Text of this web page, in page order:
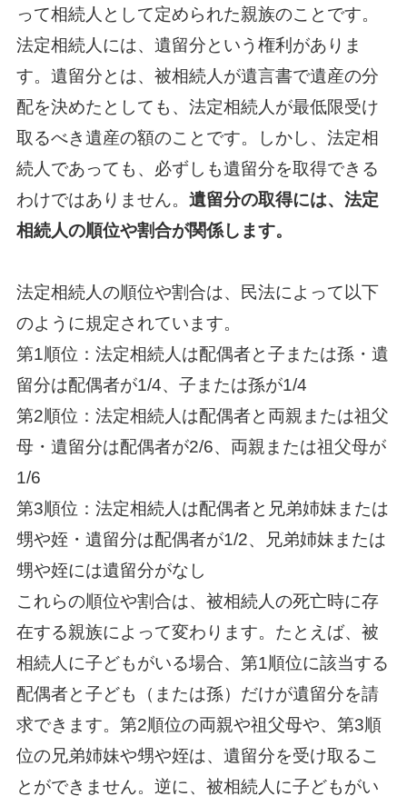
って相続人として定められた親族のことです。
法定相続人には、遺留分という権利がありま
す。遺留分とは、被相続人が遺言書で遺産の分
配を決めたとしても、法定相続人が最低限受け
取るべき遺産の額のことです。しかし、法定相
続人であっても、必ずしも遺留分を取得できる
わけではありません。 遺留分の取得には、法定
相続人の順位や割合が関係します。
法定相続人の順位や割合は、民法によって以下
のように規定されています。
第1順位：法定相続人は配偶者と子または孫・遺
留分は配偶者が1/4、子または孫が1/4
第2順位：法定相続人は配偶者と両親または祖父
母・遺留分は配偶者が2/6、両親または祖父母が
1/6
第3順位：法定相続人は配偶者と兄弟姉妹または
甥や姪・遺留分は配偶者が1/2、兄弟姉妹または
甥や姪には遺留分がなし
これらの順位や割合は、被相続人の死亡時に存
在する親族によって変わります。たとえば、被
相続人に子どもがいる場合、第1順位に該当する
配偶者と子ども（または孫）だけが遺留分を請
求できます。第2順位の両親や祖父母や、第3順
位の兄弟姉妹や甥や姪は、遺留分を受け取るこ
とができません。逆に、被相続人に子どもがい